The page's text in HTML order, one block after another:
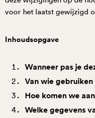
voor het laatst gewijzigd
Inhoudsopgave
Wanneer pas je
Van wie
Hoe komen we
Welke gegevens